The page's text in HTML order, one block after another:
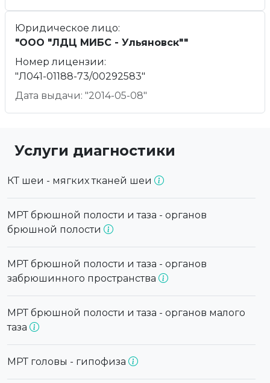
Юридическое лицо:
"ООО "ЛДЦ МИБС - Ульяновск""
Номер лицензии:
"Л041-01188-73/00292583"
Дата выдачи: "2014-05-08"
Услуги диагностики
КТ шеи - мягких тканей шеи
МРТ брюшной полости и таза - органов
брюшной полости
МРТ брюшной полости и таза - органов
забрюшинного пространства
МРТ брюшной полости и таза - органов малого
таза
МРТ головы - гипофиза